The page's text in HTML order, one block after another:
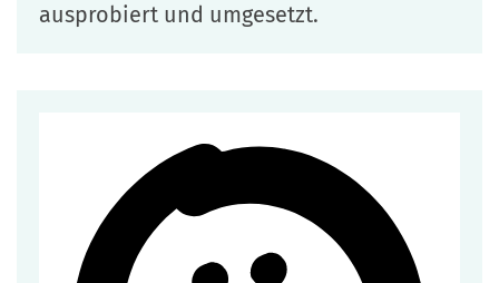
ausprobiert und umgesetzt.